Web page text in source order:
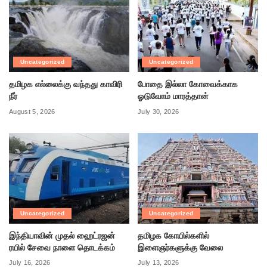
Uncategorized
தமிழக எல்லைக்கு வந்தது காவிரி
நீர்
August 5, 2026
Uncategorized
போதை இல்லா கோவைக்காக
ஓடுவோம் மாரத்தான்
July 30, 2026
Uncategorized
இந்தியாவின் முதல் ஹைட்ரஜன்
ரயில் சேவை நாளை தொடக்கம்
July 16, 2026
Uncategorized
தமிழக கோயில்களில்
இளைஞர்களுக்கு வேலை
July 13, 2026